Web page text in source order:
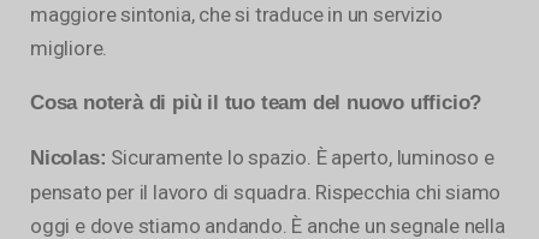
maggiore sintonia, che si traduce in un servizio
migliore.
Cosa noterà di più il tuo team del nuovo ufficio?
Nicolas: Sicuramente lo spazio. È aperto, luminoso e
pensato per il lavoro di squadra. Rispecchia chi siamo
oggi e dove stiamo andando. È anche un segnale nella